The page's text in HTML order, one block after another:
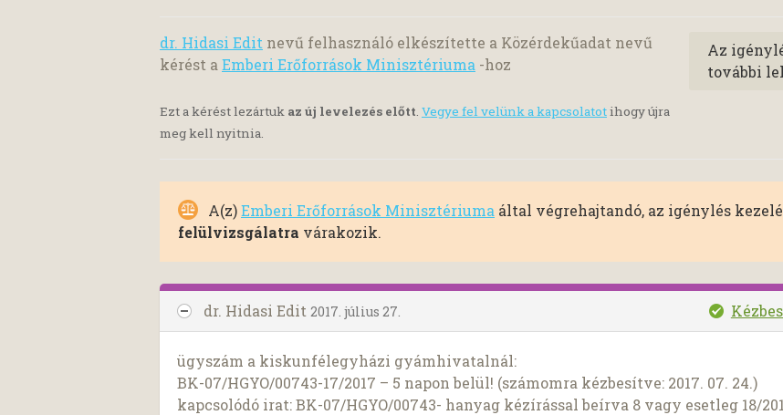
dr. Hidasi Edit nevű felhasználó elkészítette a Közérdekűadat nevű
kérést a Emberi Erőforrások Minisztériuma -hoz
Ezt a kérést lezártuk az új levelezés előtt. Vegye fel velünk a kapcsolatotihogy újra
meg kell nyitnia.
Az
további
A(z)Emberi Erőforrások Minisztériuma által végrehajtandó, az igénylés
felülvizsgálatra várakozik.
dr. Hidasi Edit 2017. július 27.
ügyszám a kiskunfélegyházi gyámhivatalnál:
BK-07/HGYO/00743-17/2017 – 5 napon belül! (számomra kézbesítve: 2017. 07. 24.)
kapcsolódó irat: BK-07/HGYO/00743- hanyag kézírással beírva 8 vagy esetleg 18/